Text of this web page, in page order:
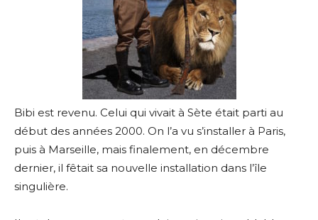
Bibi est revenu. Celui qui vivait à Sète était parti au
début des années 2000. On l’a vu s’installer à Paris,
puis à Marseille, mais finalement, en décembre
dernier, il fêtait sa nouvelle installation dans l’île
singulière.